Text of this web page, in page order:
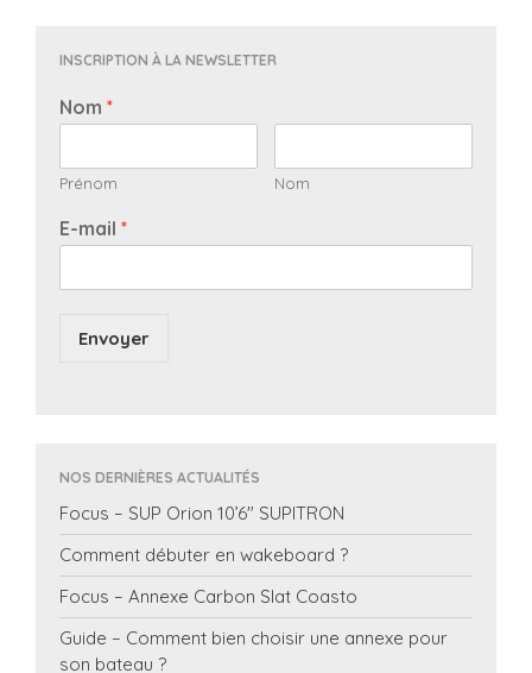
INSCRIPTION À LA NEWSLETTER
Nom *
Prénom Nom
E-mail *
Envoyer
NOS DERNIÈRES ACTUALITÉS
Focus – SUP Orion 10’6″ SUPITRON
Comment débuter en wakeboard ?
Focus – Annexe Carbon Slat Coasto
Guide – Comment bien choisir une annexe pour
son bateau ?